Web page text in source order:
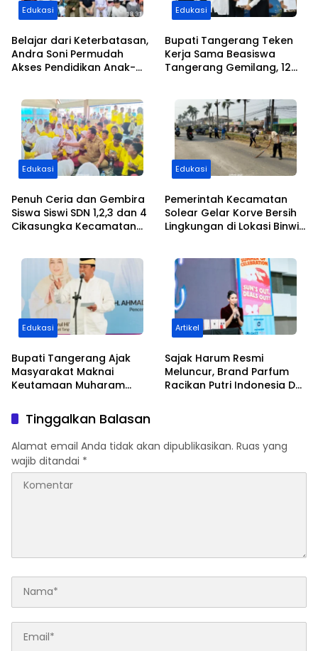
Edukasi
Belajar dari Keterbatasan,
Andra Soni Permudah
Akses Pendidikan Anak-
Edukasi
Bupati Tangerang Teken
Kerja Sama Beasiswa
Tangerang Gemilang, 12
Transportasi
Edukasi
Penuh Ceria dan Gembira
Siswa Siswi SDN 1,2,3 dan 4
Cikasungka Kecamatan
Tangerang
Edukasi
Pemerintah Kecamatan
Solear Gelar Korve Bersih
Lingkungan di Lokasi Binwil
Edukasi
Bupati Tangerang Ajak
Masyarakat Maknai
Keutamaan Muharam
dan Perkuat Ukhuwah
Artikel
Sajak Harum Resmi
Meluncur, Brand Parfum
Racikan Putri Indonesia DKI
Tinggalkan Balasan
Alamat email Anda tidak akan dipublikasikan. Ruas yang
wajib ditandai *